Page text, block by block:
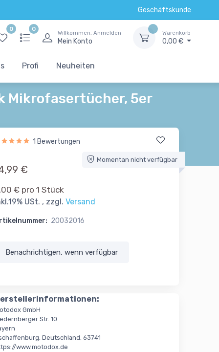
Geschäftskunde
0 0
Willkommen, Anmelden
Mein Konto
Warenkorb
0,00 €
Profi Neuheiten
Mikrofasertücher, 5er
1 Bewertungen
Momentan nicht verfügbar
€
€ pro 1 Stück
USt. , zzgl. Versand
20032016
Benachrichtigen, wenn verfügbar
GmbH
Str. 10
Deutschland, 63741
www.motodox.de